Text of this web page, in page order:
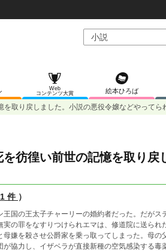
Web
コンテンツ大賞
絵本ひろば
取り戻しました。小説の悪役令嬢などやってら
彷徨い前世の記憶を取り戻
件 ）
王国の王太子チャーリーの婚約者だった。だが
実の罪をなすりつけられエマは、修道院に送ら
母嫌を殺させ公爵家を乗っ取ってしまった。母
が協力し、イザベラが直接新種の空気感染する